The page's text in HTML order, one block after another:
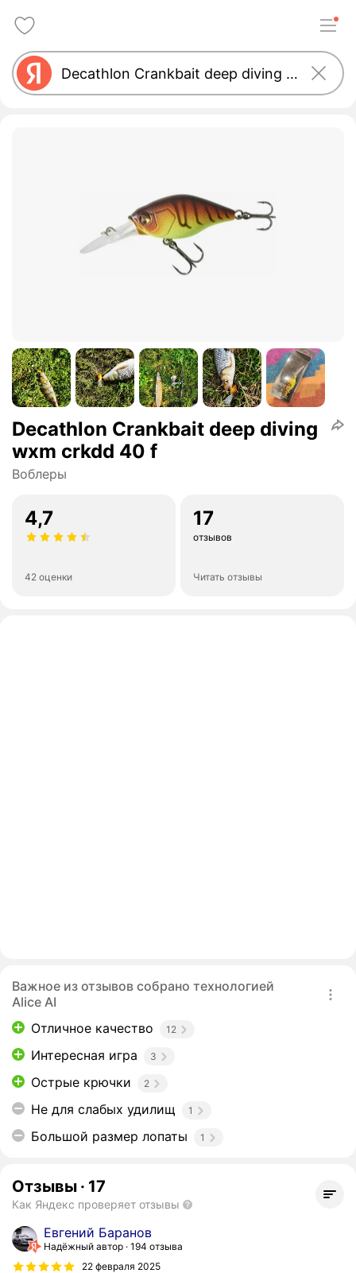
Decathlon Crankbait deep diving
wxm crkdd 40 f
Воблеры
4,7
42 оценки
17
отзывов
Читать отзывы
Важное из отзывов собрано технологией
Alice AI
Отличное качество
12
Интересная игра 3
Острые крючки 2
Не для слабых удилищ 1
Большой размер лопаты 1
Отзывы · 17
Как Яндекс проверяет отзывы
Евгений Баранов
Надёжный автор 194 отзыва
22 февраля 2025